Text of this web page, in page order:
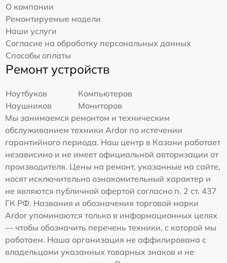
О компании
Ремонтируемые модели
Наши услуги
Согласие на обработку персональных данных
Способы оплаты
Ремонт устройств
Ноутбуков
Компьютеров
Наушников
Мониторов
Мы занимаемся ремонтом и техническим
обслуживанием техники Ardor по истечении
гарантийного периода. Наш центр в Казани работает
независимо и не имеет официальной авторизации от
производителя. Цены на ремонт, указанные на сайте,
носят исключительно ознакомительный характер и
не являются публичной офертой согласно п. 2 ст. 437
ГК РФ. Названия и обозначения торговой марки
Ardor упоминаются только в информационных целях
— чтобы обозначить перечень техники, с которой мы
работаем. Наша организация не аффилирована с
владельцами указанных товарных знаков и не